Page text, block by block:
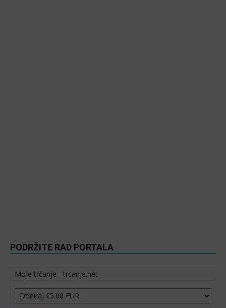
PODRŽITE RAD PORTALA
Moje trčanje - trcanje.net